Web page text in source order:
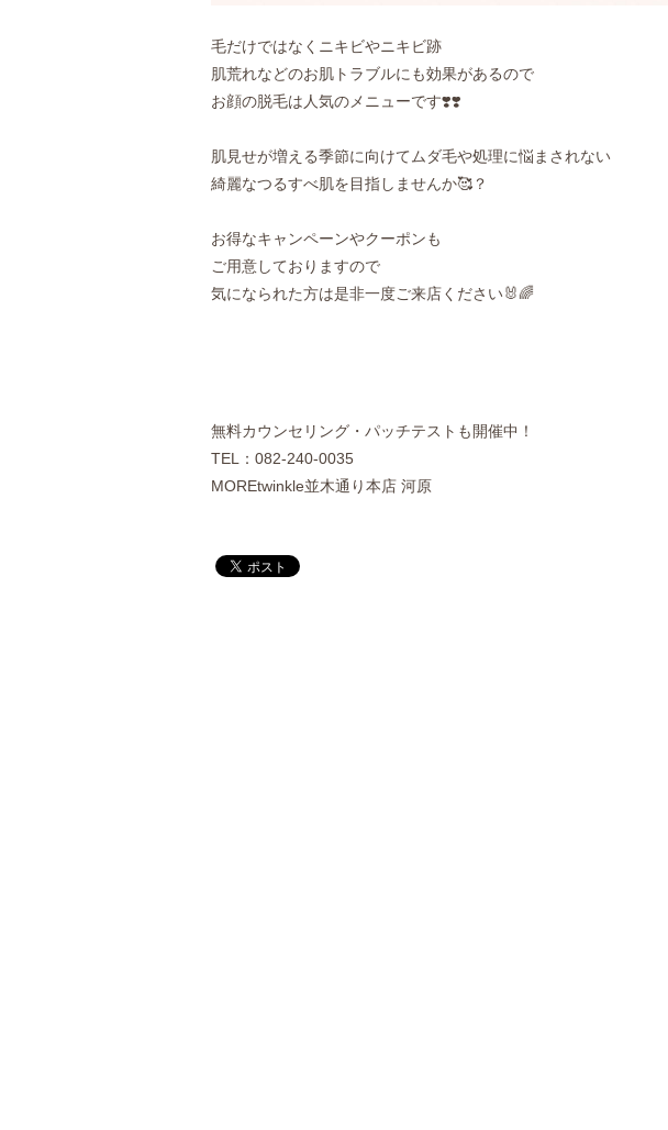
毛だけではなくニキビやニキビ跡
肌荒れなどのお肌トラブルにも効果があるので
お顔の脱毛は人気のメニューです❣️❣️
肌見せが増える季節に向けてムダ毛や処理に悩まされない
綺麗なつるすべ肌を目指しませんか🥰？
お得なキャンペーンやクーポンも
ご用意しておりますので
気になられた方は是非一度ご来店ください🐰🌈
無料カウンセリング・パッチテストも開催中！
TEL：082-240-0035
MOREtwinkle並木通り本店 河原